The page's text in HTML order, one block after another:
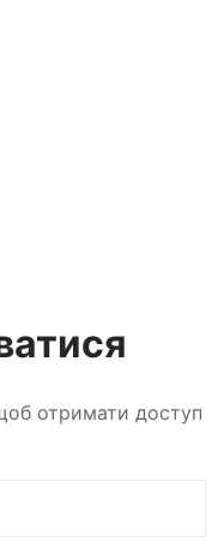
отримати доступ